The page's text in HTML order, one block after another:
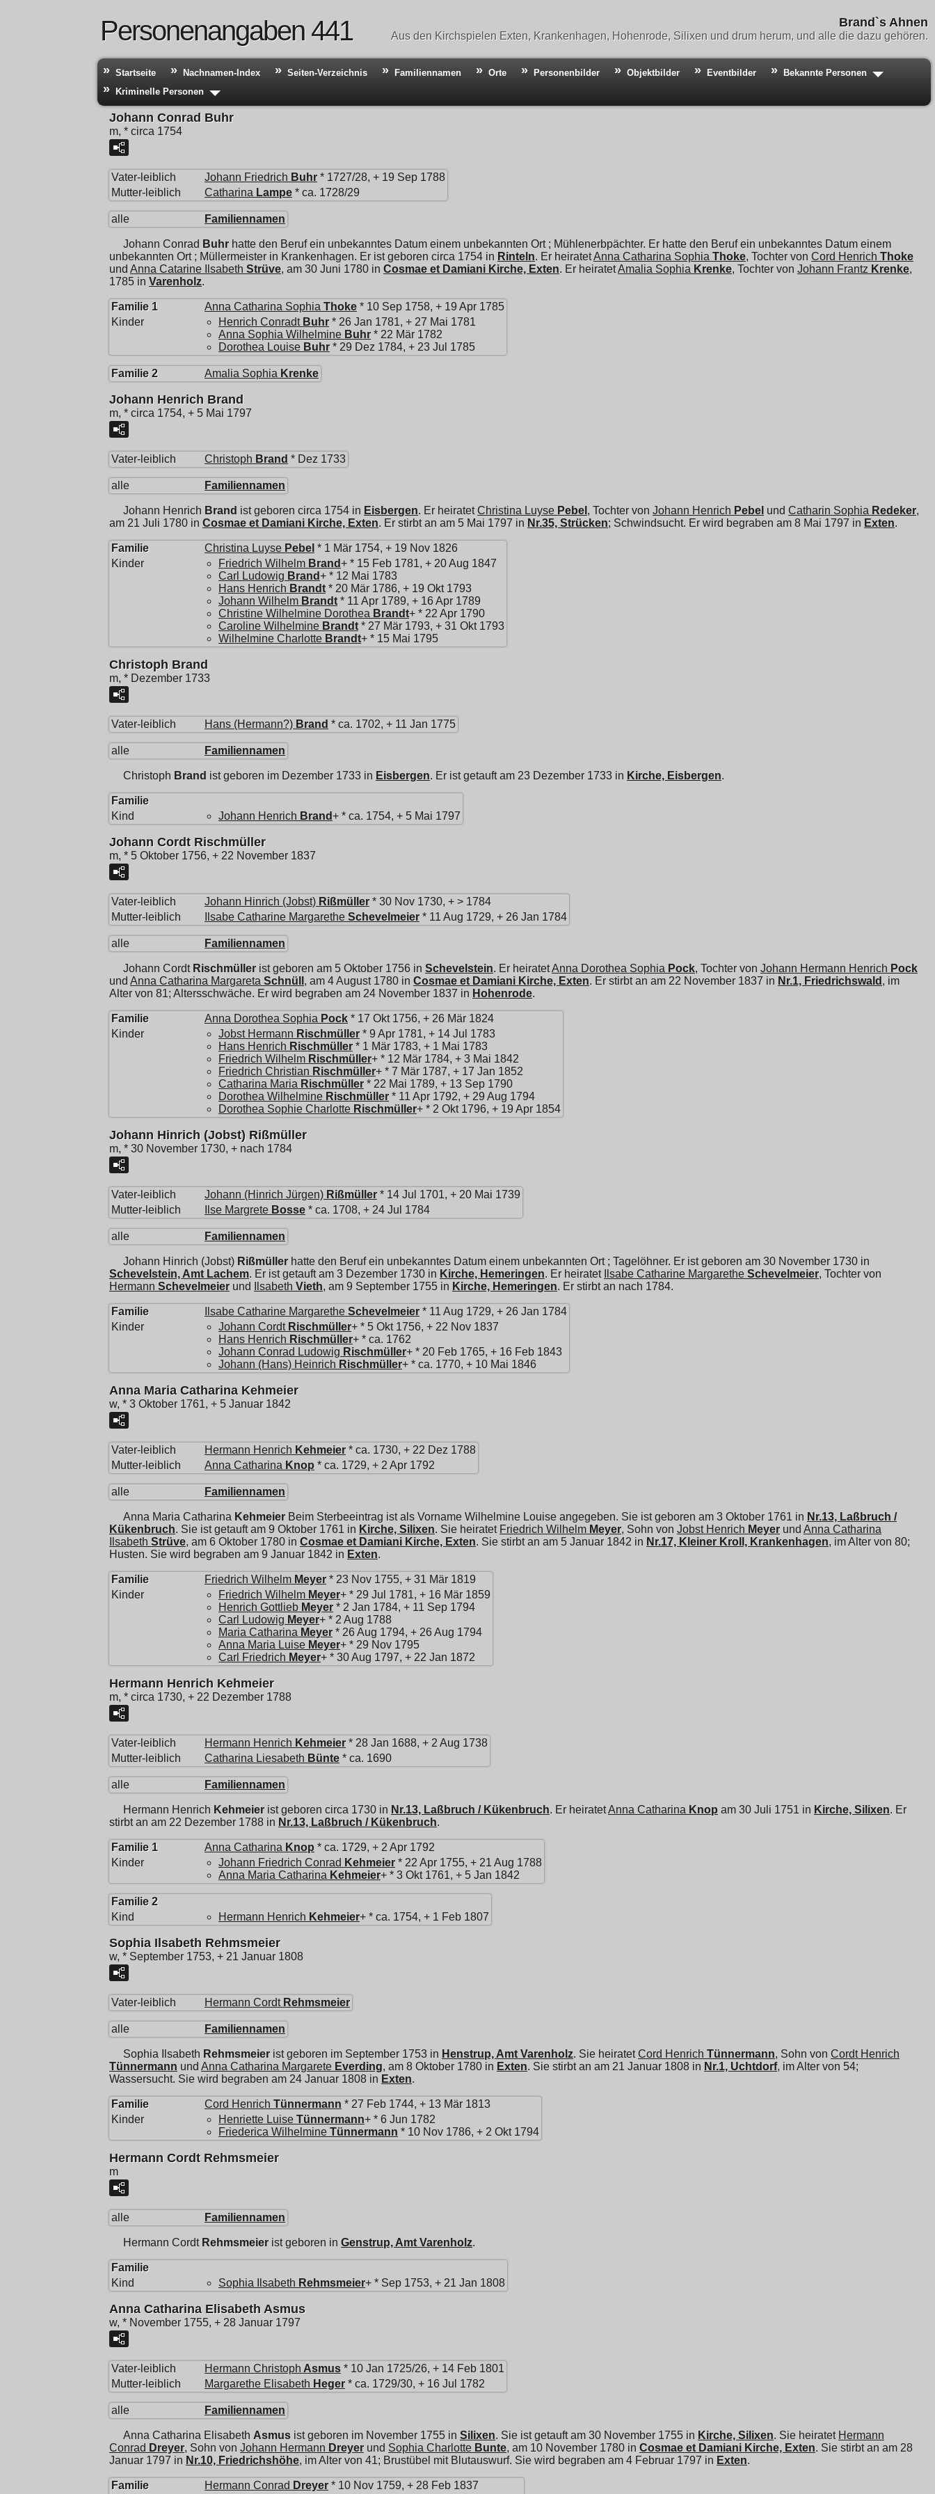
Brand`s Ahnen
Aus den Kirchspielen Exten, Krankenhagen, Hohenrode, Silixen und drum herum, und alle die dazu gehören.
Personenangaben 441
Startseite Nachnamen-Index Seiten-Verzeichnis Familiennamen Orte Personenbilder Objektbilder Eventbilder
Bekannte Personen
Kriminelle Personen
Johann Conrad Buhr
m, * circa 1754
Vater-leiblich Johann Friedrich Buhr * 1727/28, + 19 Sep 1788
Mutter-leiblich
Catharina Lampe * ca. 1728/29
alle Familiennamen
Johann Conrad Buhr hatte den Beruf ein unbekanntes Datum einem unbekannten Ort ; Mühlenerbpächter. Er hatte den Beruf ein unbekanntes Datum einem
unbekannten Ort ; Müllermeister in Krankenhagen. Er ist geboren circa 1754 in Rinteln. Er heiratetAnna Catharina Sophia Thoke, Tochter von Cord Henrich Thoke
und Anna Catarine Ilsabeth Strüve, am 30 Juni 1780 in Cosmae et Damiani Kirche, Exten. Er heiratetAmalia Sophia Krenke, Tochter von Johann Frantz Krenke,
1785 in Varenholz.
Familie 1 Anna Catharina Sophia Thoke * 10 Sep 1758, + 19 Apr 1785
Kinder
Henrich Conradt Buhr * 26 Jan 1781, + 27 Mai 1781
Anna Sophia Wilhelmine Buhr * 22 Mär 1782
Dorothea Louise Buhr * 29 Dez 1784, + 23 Jul 1785
Familie 2 Amalia Sophia Krenke
Johann Henrich Brand
m, * circa 1754, + 5 Mai 1797
Vater-leiblich Christoph Brand * Dez 1733
alle Familiennamen
Johann Henrich Brand ist geboren circa 1754 in Eisbergen. Er heiratetChristina Luyse Pebel , Tochter von Johann Henrich Pebel und Catharin Sophia Redeker,
am 21 Juli 1780 in Cosmae et Damiani Kirche, Exten. Er stirbt an am 5 Mai 1797 in Nr.35, Strücken; Schwindsucht. Er wird begraben am 8 Mai 1797 in Exten.
Familie Christina Luyse Pebel * 1 Mär 1754, + 19 Nov 1826
Kinder
Friedrich Wilhelm Brand+ * 15 Feb 1781, + 20 Aug 1847
Carl Ludowig Brand+ * 12 Mai 1783
Hans Henrich Brandt * 20 Mär 1786, + 19 Okt 1793
Johann Wilhelm Brandt * 11 Apr 1789, + 16 Apr 1789
Christine Wilhelmine Dorothea Brandt+ * 22 Apr 1790
Caroline Wilhelmine Brandt * 27 Mär 1793, + 31 Okt 1793
Wilhelmine Charlotte Brandt+ * 15 Mai 1795
Christoph Brand
m, * Dezember 1733
Vater-leiblich Hans (Hermann?) Brand * ca. 1702, + 11 Jan 1775
alle Familiennamen
Christoph Brand ist geboren im Dezember 1733 in Eisbergen. Er ist getauft am 23 Dezember 1733 in Kirche, Eisbergen.
Familie
Kind
Johann Henrich Brand+ * ca. 1754, + 5 Mai 1797
Johann Cordt Rischmüller
m, * 5 Oktober 1756, + 22 November 1837
Vater-leiblich Johann Hinrich (Jobst) Rißmüller * 30 Nov 1730, + > 1784
Mutter-leiblich
Ilsabe Catharine Margarethe Schevelmeier * 11 Aug 1729, + 26 Jan 1784
alle Familiennamen
Johann Cordt Rischmüller ist geboren am 5 Oktober 1756 in Schevelstein. Er heiratetAnna Dorothea Sophia Pock, Tochter von Johann Hermann Henrich Pock
und Anna Catharina Margareta Schnüll , am 4 August 1780 in Cosmae et Damiani Kirche, Exten. Er stirbt an am 22 November 1837 in Nr.1, Friedrichswald , im
Alter von 81; Altersschwäche. Er wird begraben am 24 November 1837 in Hohenrode.
Familie Anna Dorothea Sophia Pock * 17 Okt 1756, + 26 Mär 1824
Kinder
Jobst Hermann Rischmüller * 9 Apr 1781, + 14 Jul 1783
Hans Henrich Rischmüller * 1 Mär 1783, + 1 Mai 1783
Friedrich Wilhelm Rischmüller+ * 12 Mär 1784, + 3 Mai 1842
Friedrich Christian Rischmüller+ * 7 Mär 1787, + 17 Jan 1852
Catharina Maria Rischmüller * 22 Mai 1789, + 13 Sep 1790
Dorothea Wilhelmine Rischmüller * 11 Apr 1792, + 29 Aug 1794
Dorothea Sophie Charlotte Rischmüller+ * 2 Okt 1796, + 19 Apr 1854
Johann Hinrich (Jobst) Rißmüller
m, * 30 November 1730, + nach 1784
Vater-leiblich Johann (Hinrich Jürgen) Rißmüller * 14 Jul 1701, + 20 Mai 1739
Mutter-leiblich
Ilse Margrete Bosse * ca. 1708, + 24 Jul 1784
alle Familiennamen
Johann Hinrich (Jobst) Rißmüller hatte den Beruf ein unbekanntes Datum einem unbekannten Ort ; Tagelöhner. Er ist geboren am 30 November 1730 in
Schevelstein, Amt Lachem. Er ist getauft am 3 Dezember 1730 in Kirche, Hemeringen. Er heiratet Ilsabe Catharine Margarethe Schevelmeier, Tochter von
Hermann Schevelmeier und Ilsabeth Vieth, am 9 September 1755 in Kirche, Hemeringen. Er stirbt an nach 1784.
Familie Ilsabe Catharine Margarethe Schevelmeier * 11 Aug 1729, + 26 Jan 1784
Kinder
Johann Cordt Rischmüller+ * 5 Okt 1756, + 22 Nov 1837
Hans Henrich Rischmüller+ * ca. 1762
Johann Conrad Ludowig Rischmüller+ * 20 Feb 1765, + 16 Feb 1843
Johann (Hans) Heinrich Rischmüller+ * ca. 1770, + 10 Mai 1846
Anna Maria Catharina Kehmeier
w, * 3 Oktober 1761, + 5 Januar 1842
Vater-leiblich Hermann Henrich Kehmeier * ca. 1730, + 22 Dez 1788
Mutter-leiblich
Anna Catharina Knop * ca. 1729, + 2 Apr 1792
alle Familiennamen
Anna Maria Catharina Kehmeier Beim Sterbeeintrag ist als Vorname Wilhelmine Louise angegeben. Sie ist geboren am 3 Oktober 1761 in Nr.13, Laßbruch /
Kükenbruch. Sie ist getauft am 9 Oktober 1761 in Kirche, Silixen. Sie heiratet Friedrich Wilhelm Meyer, Sohn von Jobst Henrich Meyer und Anna Catharina
Ilsabeth Strüve, am 6 Oktober 1780 in Cosmae et Damiani Kirche, Exten. Sie stirbt an am 5 Januar 1842 in Nr.17, Kleiner Kroll, Krankenhagen, im Alter von 80;
Husten. Sie wird begraben am 9 Januar 1842 in Exten.
Familie Friedrich Wilhelm Meyer * 23 Nov 1755, + 31 Mär 1819
Kinder
Friedrich Wilhelm Meyer+ * 29 Jul 1781, + 16 Mär 1859
Henrich Gottlieb Meyer * 2 Jan 1784, + 11 Sep 1794
Carl Ludowig Meyer+ * 2 Aug 1788
Maria Catharina Meyer * 26 Aug 1794, + 26 Aug 1794
Anna Maria Luise Meyer+ * 29 Nov 1795
Carl Friedrich Meyer+ * 30 Aug 1797, + 22 Jan 1872
Hermann Henrich Kehmeier
m, * circa 1730, + 22 Dezember 1788
Vater-leiblich Hermann Henrich Kehmeier * 28 Jan 1688, + 2 Aug 1738
Mutter-leiblich
Catharina Liesabeth Bünte * ca. 1690
alle Familiennamen
Hermann Henrich Kehmeier ist geboren circa 1730 in Nr.13, Laßbruch / Kükenbruch. Er heiratetAnna Catharina Knop am 30 Juli 1751 in Kirche, Silixen. Er
stirbt an am 22 Dezember 1788 in Nr.13, Laßbruch / Kükenbruch.
Familie 1 Anna Catharina Knop * ca. 1729, + 2 Apr 1792
Kinder
Johann Friedrich Conrad Kehmeier * 22 Apr 1755, + 21 Aug 1788
Anna Maria Catharina Kehmeier+ * 3 Okt 1761, + 5 Jan 1842
Familie 2
Kind
Hermann Henrich Kehmeier+ * ca. 1754, + 1 Feb 1807
Sophia Ilsabeth Rehmsmeier
w, * September 1753, + 21 Januar 1808
Vater-leiblich Hermann Cordt Rehmsmeier
alle Familiennamen
Sophia Ilsabeth Rehmsmeier ist geboren im September 1753 in Henstrup, Amt Varenholz. Sie heiratetCord Henrich Tünnermann, Sohn von Cordt Henrich
Tünnermann und Anna Catharina Margarete Everding, am 8 Oktober 1780 in Exten. Sie stirbt an am 21 Januar 1808 in Nr.1, Uchtdorf, im Alter von 54;
Wassersucht. Sie wird begraben am 24 Januar 1808 in Exten.
Familie Cord Henrich Tünnermann * 27 Feb 1744, + 13 Mär 1813
Kinder
Henriette Luise Tünnermann+ * 6 Jun 1782
Friederica Wilhelmine Tünnermann * 10 Nov 1786, + 2 Okt 1794
Hermann Cordt Rehmsmeier
m
alle Familiennamen
Hermann Cordt Rehmsmeier ist geboren in Genstrup, Amt Varenholz.
Familie
Kind
Sophia Ilsabeth Rehmsmeier+ * Sep 1753, + 21 Jan 1808
Anna Catharina Elisabeth Asmus
w, * November 1755, + 28 Januar 1797
Vater-leiblich Hermann Christoph Asmus * 10 Jan 1725/26, + 14 Feb 1801
Mutter-leiblich
Margarethe Elisabeth Heger * ca. 1729/30, + 16 Jul 1782
alle Familiennamen
Anna Catharina Elisabeth Asmus ist geboren im November 1755 in Silixen. Sie ist getauft am 30 November 1755 in Kirche, Silixen. Sie heiratet Hermann
Conrad Dreyer, Sohn von Johann Hermann Dreyer und Sophia Charlotte Bunte, am 10 November 1780 in Cosmae et Damiani Kirche, Exten. Sie stirbt an am 28
Januar 1797 in Nr.10, Friedrichshöhe, im Alter von 41; Brustübel mit Blutauswurf. Sie wird begraben am 4 Februar 1797 in Exten.
Familie Hermann Conrad Dreyer * 10 Nov 1759, + 28 Feb 1837